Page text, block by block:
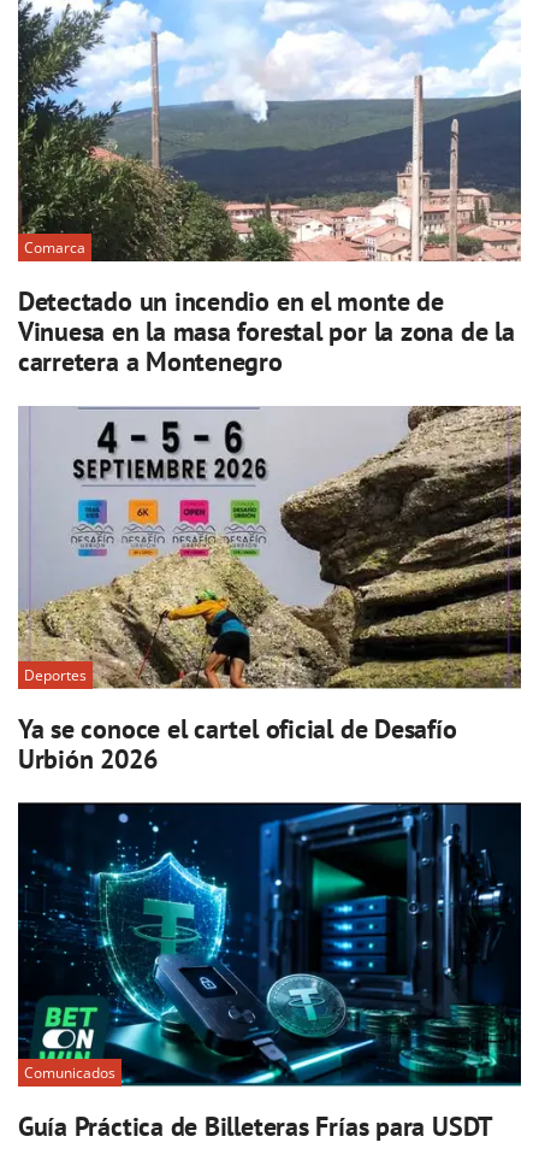
Comarca
Detectado un incendio en el monte de
Vinuesa en la masa forestal por la zona de la
carretera a Montenegro
Deportes
Ya se conoce el cartel oficial de Desafío
Urbión 2026
Comunicados
Guía Práctica de Billeteras Frías para USDT